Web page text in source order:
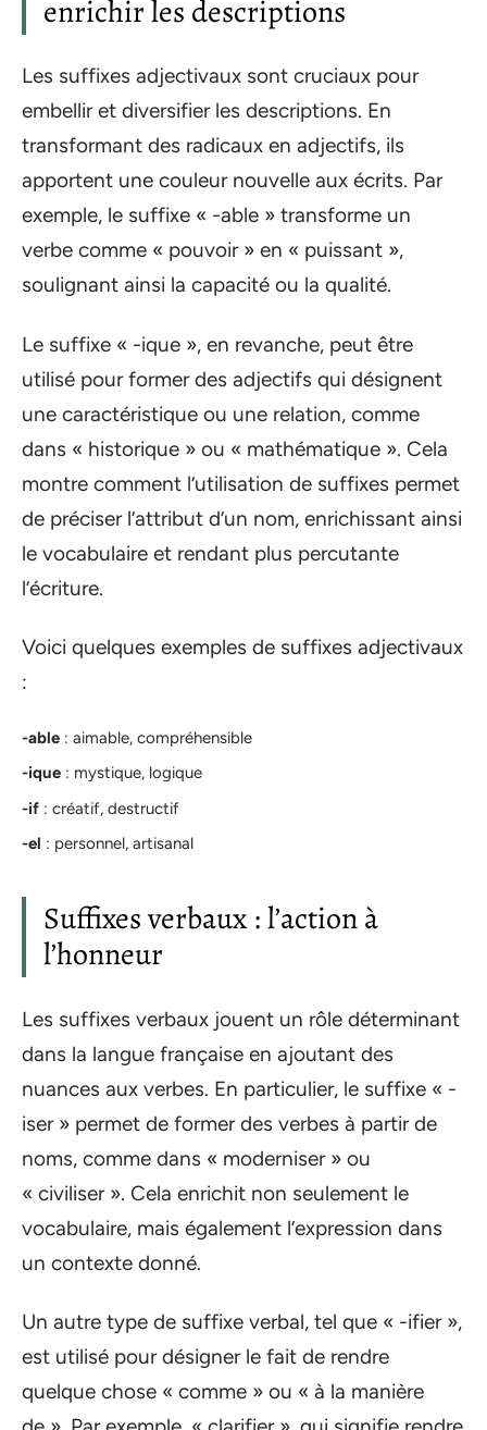
enrichir les descriptions
Les suffixes adjectivaux sont cruciaux pour
embellir et diversifier les descriptions. En
transformant des radicaux en adjectifs, ils
apportent une couleur nouvelle aux écrits. Par
exemple, le suffixe « -able » transforme un
verbe comme « pouvoir » en « puissant »,
soulignant ainsi la capacité ou la qualité.
Le suffixe « -ique », en revanche, peut être
utilisé pour former des adjectifs qui désignent
une caractéristique ou une relation, comme
dans « historique » ou « mathématique ». Cela
montre comment l’utilisation de suffixes permet
de préciser l’attribut d’un nom, enrichissant ainsi
le vocabulaire et rendant plus percutante
l’écriture.
Voici quelques exemples de suffixes adjectivaux
:
-able : aimable, compréhensible
-ique : mystique, logique
-if : créatif, destructif
-el : personnel, artisanal
Suffixes verbaux : l’action à
l’honneur
Les suffixes verbaux jouent un rôle déterminant
dans la langue française en ajoutant des
nuances aux verbes. En particulier, le suffixe « -
iser » permet de former des verbes à partir de
noms, comme dans « moderniser » ou
« civiliser ». Cela enrichit non seulement le
vocabulaire, mais également l’expression dans
un contexte donné.
Un autre type de suffixe verbal, tel que « -ifier »,
est utilisé pour désigner le fait de rendre
quelque chose « comme » ou « à la manière